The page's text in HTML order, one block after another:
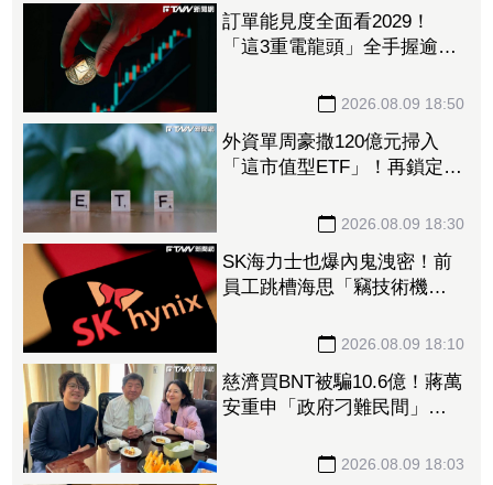
訂單能見度全面看2029！
「這3重電龍頭」全手握逾百
承認第二季財報2026.08.09 18:50
外資單周豪撒120億元掃入
「這市值型ETF」！再鎖定5
2026.08.09 18:30
SK海力士也爆內鬼洩密！前
員工跳槽海思「竊技術機密
2026.08.09 18:10
慈濟買BNT被騙10.6億！蔣萬
安重申「政府刁難民間」
用千萬個謊來圓」2026.08.09 18:03